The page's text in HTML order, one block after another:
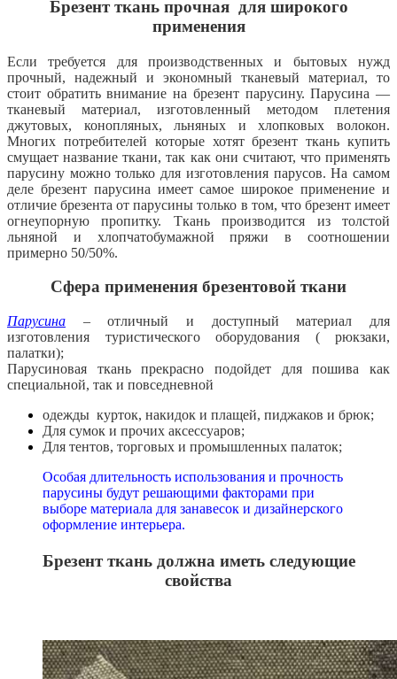
Брезент ткань прочная для широкого
применения
Если требуется для производственных и бытовых нужд
прочный, надежный и экономный тканевый материал, то
стоит обратить внимание на брезент парусину. Парусина —
тканевый материал, изготовленный методом плетения
джутовых, конопляных, льняных и хлопковых волокон.
Многих потребителей которые хотят брезент ткань купить
смущает название ткани, так как они считают, что применять
парусину можно только для изготовления парусов. На самом
деле брезент парусина имеет самое широкое применение и
отличие брезента от парусины только в том, что брезент имеет
огнеупорную пропитку. Ткань производится из толстой
льняной и хлопчатобумажной пряжи в соотношении
примерно 50/50%.
Сфера применения брезентовой ткани
Парусина – отличный и доступный материал для
изготовления туристического оборудования ( рюкзаки,
палатки);
Парусиновая ткань прекрасно подойдет для пошива как
специальной, так и повседневной
одежды курток, накидок и плащей, пиджаков и брюк;
Для сумок и прочих аксессуаров;
Для тентов, торговых и промышленных палаток;
Особая длительность использования и прочность
парусины будут решающими факторами при
выборе материала для занавесок и дизайнерского
оформление интерьера.
Брезент ткань должна иметь следующие
свойства